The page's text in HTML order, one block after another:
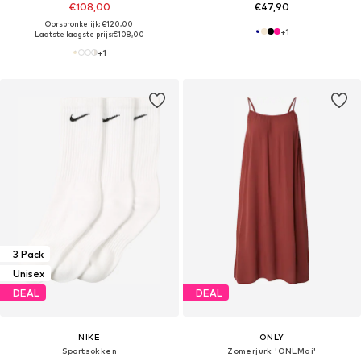
€108,00
Oorspronkelijk: €120,00
Laatste laagste prijs:€108,00
+1
€47,90
+1
3 Pack
Unisex
DEAL
NIKE
Sportsokken
DEAL
ONLY
Zomerjurk 'ONLMai'